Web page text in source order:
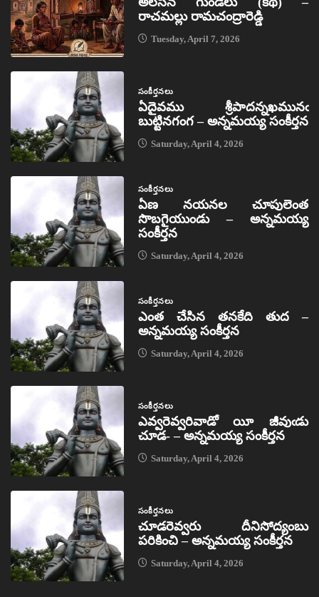
రాచమల్లు రామచంద్రారెడ్డి
Tuesday, April 7, 2026
సంకీర్తనలు
ఏదైవము శ్రీపాదన్నఖమునఁ
బుట్టినగంగ – అన్నమయ్య సంకీర్తన
Saturday, April 4, 2026
సంకీర్తనలు
ఏణ నయనల చూపులెంత
సొబగైయుండు – అన్నమయ్య
సంకీర్తన
Saturday, April 4, 2026
సంకీర్తనలు
ఎంత చేసిన తనకేది తుద –
అన్నమయ్య సంకీర్తన
Saturday, April 4, 2026
సంకీర్తనలు
ఎవ్వరెవ్వరివాడో యీ జీవుఁడు
చూడ- – అన్నమయ్య సంకీర్తన
Saturday, April 4, 2026
సంకీర్తనలు
చూడరెవ్వరు దీనిసోద్యంబు
పరికించి – అన్నమయ్య సంకీర్తన
Saturday, April 4, 2026